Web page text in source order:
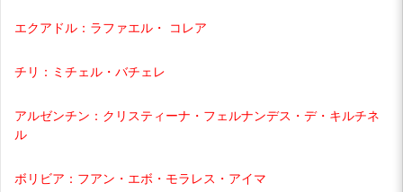
エクアドル：ラファエル・ コレア
チリ：ミチェル・バチェレ
アルゼンチン：クリスティーナ・フェルナンデス・デ・キルチネ
ル
ボリビア：フアン・エボ・モラレス・アイマ